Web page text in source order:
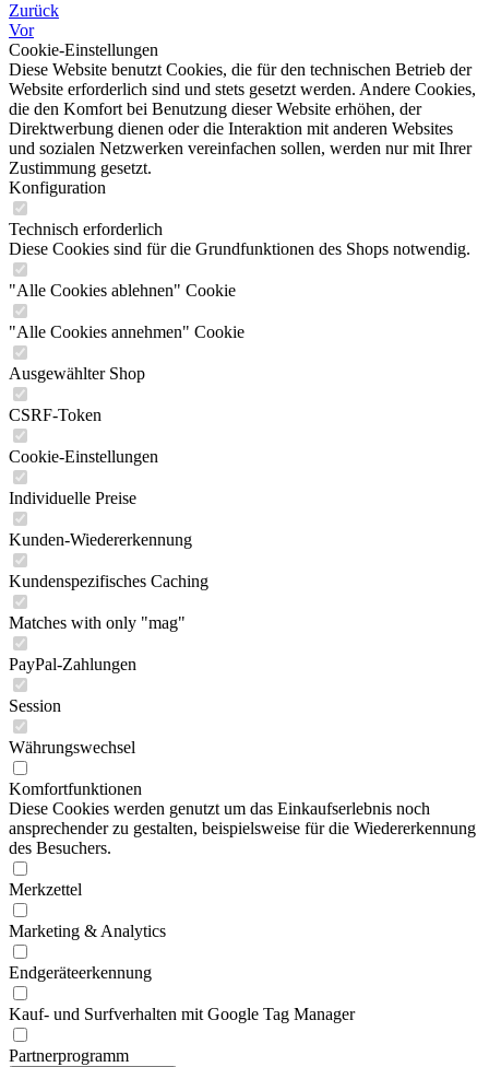
Zurück
Vor
Cookie-Einstellungen
Diese Website benutzt Cookies, die für den technischen Betrieb der
Website erforderlich sind und stets gesetzt werden. Andere Cookies,
die den Komfort bei Benutzung dieser Website erhöhen, der
Direktwerbung dienen oder die Interaktion mit anderen Websites
und sozialen Netzwerken vereinfachen sollen, werden nur mit Ihrer
Zustimmung gesetzt.
Konfiguration
Technisch erforderlich
Diese Cookies sind für die Grundfunktionen des Shops notwendig.
"Alle Cookies ablehnen" Cookie
"Alle Cookies annehmen" Cookie
Ausgewählter Shop
CSRF-Token
Cookie-Einstellungen
Individuelle Preise
Kunden-Wiedererkennung
Kundenspezifisches Caching
Matches with only "mag"
PayPal-Zahlungen
Session
Währungswechsel
Komfortfunktionen
Diese Cookies werden genutzt um das Einkaufserlebnis noch
ansprechender zu gestalten, beispielsweise für die Wiedererkennung
des Besuchers.
Merkzettel
Marketing & Analytics
Endgeräteerkennung
Kauf- und Surfverhalten mit Google Tag Manager
Partnerprogramm